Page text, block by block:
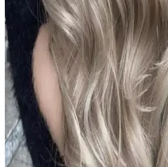
Alerji Yapmayan Zararsız
Hassas ve Güvenli Ciltler İçin
Hassas ciltler ve alerjik reaksiyonlar için
ve dermatolojik testli şampuanlar
ve etkili saç bakımı için doğru ürün
Le Petit Marseillais Arıç Ağacı
Doğal İçeriklerle Güvenli
Le Petit Marseillais'in Arıç Ağacı ve
duş jeli, cilt ve saçlara nazikçe bakım
içeriklerle güvenle kullanılır.